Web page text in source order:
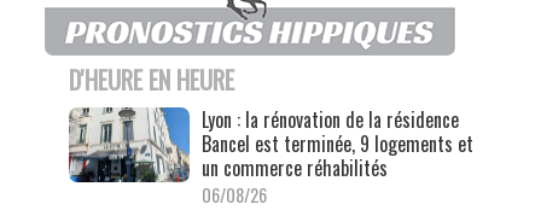
D'HEURE EN HEURE
Lyon : la rénovation de la résidence
Bancel est terminée, 9 logements et
un commerce réhabilités
06/08/26